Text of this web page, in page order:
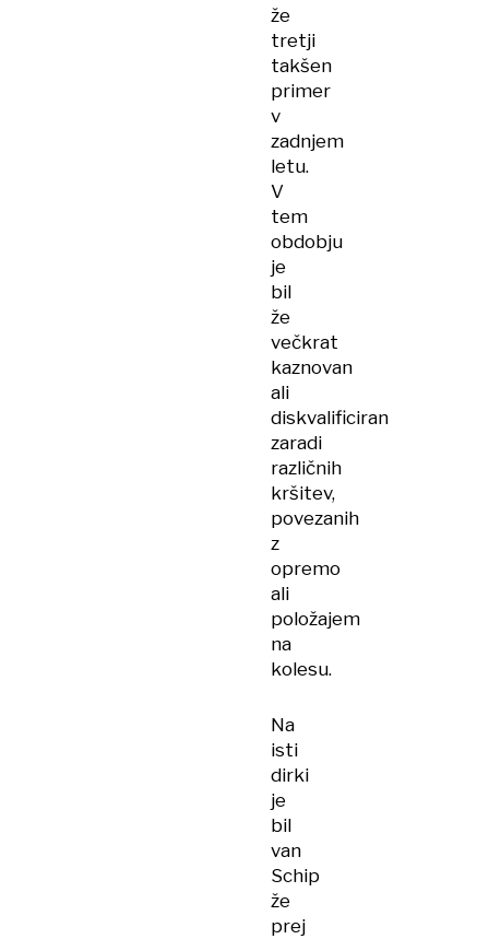
že
tretji
takšen
primer
v
zadnjem
letu.
V
tem
obdobju
je
bil
že
večkrat
kaznovan
ali
diskvalificiran
zaradi
različnih
kršitev,
povezanih
z
opremo
ali
položajem
na
kolesu.
Na
isti
dirki
je
bil
van
Schip
že
prej